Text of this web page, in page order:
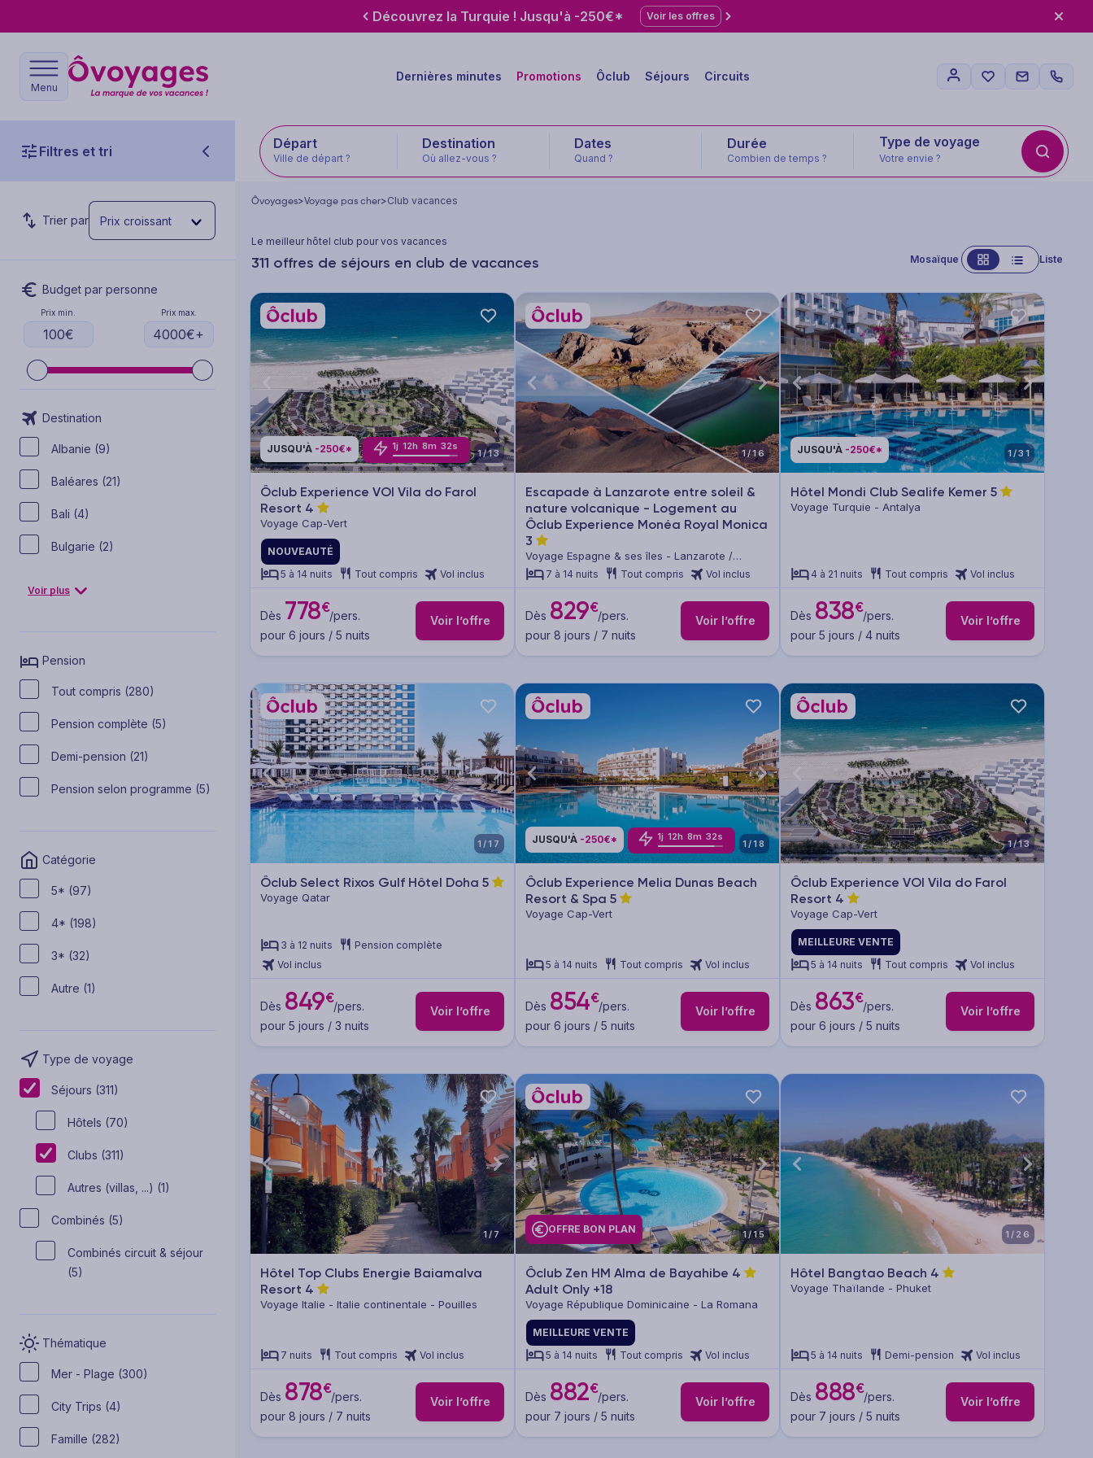
Découvrez la Turquie ! Jusqu'à -250€* Voir les offres
Menu
Dernières minutes Promotions Ôclub Séjours Circuits
Filtres et tri Départ
Ville de départ ?
Destination
Où allez-vous ? Quand ? Combien de temps ?
Type de voyage
Votre envie ?
Trier par Prix croissant
Budget par personne
Prix min. Prix max.
Destination
Albanie (9)
Baléares (21)
Bali (4)
Bulgarie (2)
Voir plus
Pension
Tout compris (280)
Pension complète (5)
Demi-pension (21)
Pension selon programme (5)
Catégorie
5* (97)
4* (198)
3* (32)
Autre (1)
Type de voyage
Séjours (311)
Hôtels (70)
Clubs (311)
Autres (villas, ...) (1)
Combinés (5)
Combinés circuit & séjour
(5)
Thématique
Mer - Plage (300)
City Trips (4)
Famille (282)
Ôvoyages>Voyage pas cher>Club vacances
Le meilleur hôtel club pour vos vacances
311 offres de séjours en club de vacances Mosaïque Liste
JUSQU'À -250€* 1j 12h 8m 29s
1/13
Ôclub Experience VOI Vila do Farol
Resort 4
Voyage Cap-Vert
NOUVEAUTÉ
5 à 14 nuits
Tout compris Vol inclus
Dès 778€/pers.
pour 6 jours / 5 nuits
Voir l’offre
1/16
Escapade à Lanzarote entre soleil &
nature volcanique - Logement au
Ôclub Experience Monéa Royal Monica
3
Voyage Espagne & ses îles - Lanzarote /
Fuerteventura
7 à 14 nuits Tout compris Vol inclus
Dès 829€/pers.
pour 8 jours / 7 nuits
Voir l’offre
JUSQU'À -250€* 1/31
Hôtel Mondi Club Sealife Kemer 5
Voyage Turquie - Antalya
4 à 21 nuits Tout compris Vol inclus
Dès 838€/pers.
pour 5 jours / 4 nuits
Voir l’offre
1/17
Ôclub Select Rixos Gulf Hôtel Doha 5
Voyage Qatar
3 à 12 nuits
Pension complète
Vol inclus
Dès 849€/pers.
pour 5 jours / 3 nuits
Voir l’offre
JUSQU'À -250€* 1j 12h 8m 29s
1/18
Ôclub Experience Melia Dunas Beach
Resort & Spa 5
Voyage Cap-Vert
5 à 14 nuits Tout compris Vol inclus
Dès 854€/pers.
pour 6 jours / 5 nuits
Voir l’offre
1/13
Ôclub Experience VOI Vila do Farol
Resort 4
Voyage Cap-Vert
MEILLEURE VENTE
5 à 14 nuits
Tout compris Vol inclus
Dès 863€/pers.
pour 6 jours / 5 nuits
Voir l’offre
1/7
Hôtel Top Clubs Energie Baiamalva
Resort 4
Voyage Italie - Italie continentale - Pouilles
7 nuits Tout compris Vol inclus
Dès 878€/pers.
pour 8 jours / 7 nuits
Voir l’offre
OFFRE BON PLAN 1/15
Ôclub Zen HM Alma de Bayahibe 4
Adult Only +18
Voyage République Dominicaine - La Romana
MEILLEURE VENTE
5 à 14 nuits
Tout compris Vol inclus
Dès 882€/pers.
pour 7 jours / 5 nuits
Voir l’offre
1/26
Hôtel Bangtao Beach 4
Voyage Thaïlande - Phuket
5 à 14 nuits Demi-pension Vol inclus
Dès 888€/pers.
pour 7 jours / 5 nuits
Voir l’offre